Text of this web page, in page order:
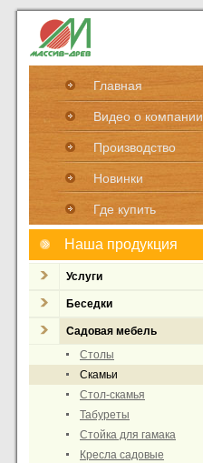
Главная
Видео о компании
Производство
Новинки
Где купить
Наша продукция
Услуги
Беседки
Садовая мебель
Столы
Скамьи
Стол-скамья
Табуреты
Стойка для гамака
Кресла садовые